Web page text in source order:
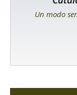
Un modo